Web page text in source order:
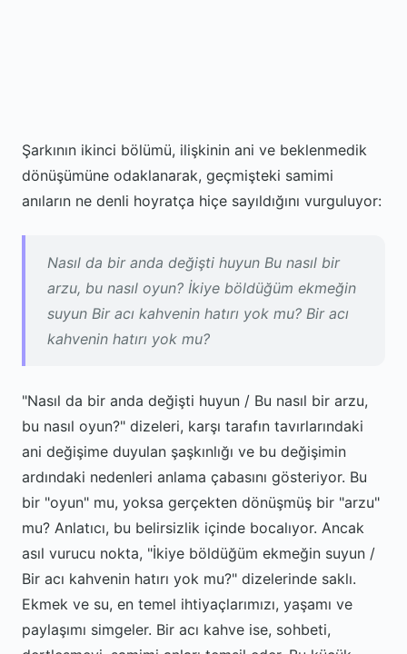
Şarkının ikinci bölümü, ilişkinin ani ve beklenmedik
dönüşümüne odaklanarak, geçmişteki samimi
anıların ne denli hoyratça hiçe sayıldığını vurguluyor:
Nasıl da bir anda değişti huyun Bu nasıl bir
arzu, bu nasıl oyun? İkiye böldüğüm ekmeğin
suyun Bir acı kahvenin hatırı yok mu? Bir acı
kahvenin hatırı yok mu?
"Nasıl da bir anda değişti huyun / Bu nasıl bir arzu,
bu nasıl oyun?" dizeleri, karşı tarafın tavırlarındaki
ani değişime duyulan şaşkınlığı ve bu değişimin
ardındaki nedenleri anlama çabasını gösteriyor. Bu
bir "oyun" mu, yoksa gerçekten dönüşmüş bir "arzu"
mu? Anlatıcı, bu belirsizlik içinde bocalıyor. Ancak
asıl vurucu nokta, "İkiye böldüğüm ekmeğin suyun /
Bir acı kahvenin hatırı yok mu?" dizelerinde saklı.
Ekmek ve su, en temel ihtiyaçlarımızı, yaşamı ve
paylaşımı simgeler. Bir acı kahve ise, sohbeti,